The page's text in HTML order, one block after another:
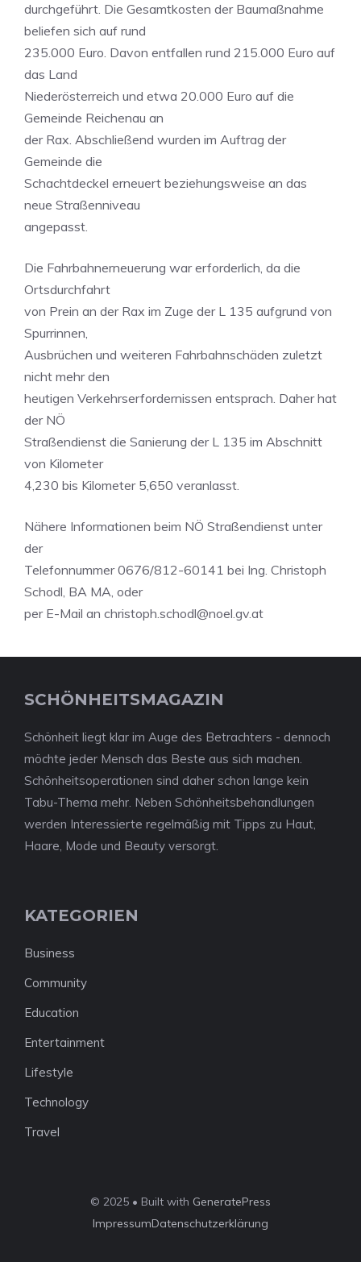
durchgeführt. Die Gesamtkosten der Baumaßnahme
beliefen sich auf rund
235.000 Euro. Davon entfallen rund 215.000 Euro auf
das Land
Niederösterreich und etwa 20.000 Euro auf die
Gemeinde Reichenau an
der Rax. Abschließend wurden im Auftrag der
Gemeinde die
Schachtdeckel erneuert beziehungsweise an das
neue Straßenniveau
angepasst.
Die Fahrbahnerneuerung war erforderlich, da die
Ortsdurchfahrt
von Prein an der Rax im Zuge der L 135 aufgrund von
Spurrinnen,
Ausbrüchen und weiteren Fahrbahnschäden zuletzt
nicht mehr den
heutigen Verkehrserfordernissen entsprach. Daher hat
der NÖ
Straßendienst die Sanierung der L 135 im Abschnitt
von Kilometer
4,230 bis Kilometer 5,650 veranlasst.
Nähere Informationen beim NÖ Straßendienst unter
der
Telefonnummer 0676/812-60141 bei Ing. Christoph
Schodl, BA MA, oder
per E-Mail an christoph.schodl@noel.gv.at
SCHÖNHEITSMAGAZIN
Schönheit liegt klar im Auge des Betrachters - dennoch
möchte jeder Mensch das Beste aus sich machen.
Schönheitsoperationen sind daher schon lange kein
Tabu-Thema mehr. Neben Schönheitsbehandlungen
werden Interessierte regelmäßig mit Tipps zu Haut,
Haare, Mode und Beauty versorgt.
KATEGORIEN
Business
Community
Education
Entertainment
Lifestyle
Technology
Travel
© 2025 • Built with GeneratePress
ImpressumDatenschutzerklärung